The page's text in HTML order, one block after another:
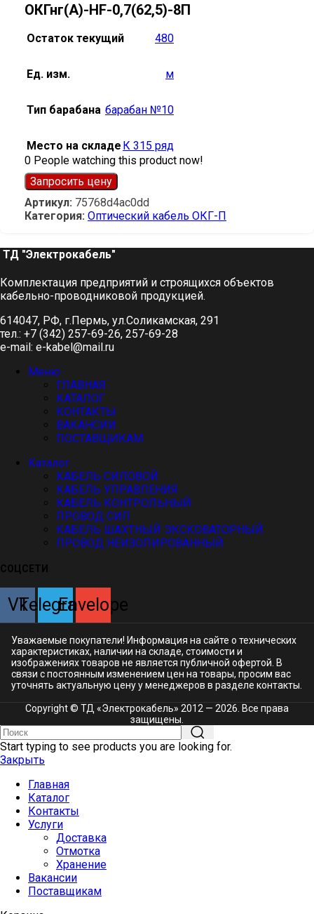
ОКГнг(А)-HF-0,7(62,5)-8П
Остаток текущий 480
Ед. изм. м
Тип барабана барабан №10
Место на складе К 315 ряд
0 People watching this product now!
Запросить цену
Артикул: 75768d4ac0dd
Категория: Оптический кабель ОКГ-П
ТД "Электрокабель"​
Комплектация предприятий и строящихся объектов
кабельно-проводниковой продукцией.
614047, РФ, г.Пермь, ул.Соликамская, 291
тел.: +7 (342) 257-69-26, 257-69-28
e-mail: e-kabel@mail.ru
Меню
ГЛАВНАЯ
КАТАЛОГ
КОНТАКТЫ
ВАКАНСИИ
ПОСТАВЩИКАМ
Каталог
КАБЕЛЬ СИЛОВОЙ
КАБЕЛЬ УПРАВЛЕНИЯ
КАБЕЛЬ КОНТРОЛЬНЫЙ
ПРОВОД СИП
КАБЕЛЬ ШАХТНЫЙ ЭКСКОВАТОРНЫЙ
ПРОВОД НЕИЗОЛИРОВАННЫЙ
СОЦСЕТИ
VkTelegramEnvelope
Уважаемые покупатели! Информация на сайте о технических
характеристиках, наличии на складе, стоимости и
изображениях товаров не является публичной офертой. В
связи с постоянным изменением цен на товары, просим вас
уточнять актуальную цену у менеджеров в разделе контакты.
Copyright © ТД «Электрокабель»​ 2012 — 2026. Все права
защищены.
Start typing to see products you are looking for.
Закрыть
Главная
Каталог
Контакты
Услуги
Доставка
Отмотка
Хранение
Вакансии
Поставщикам